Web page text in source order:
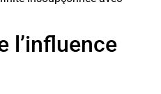
l’influence